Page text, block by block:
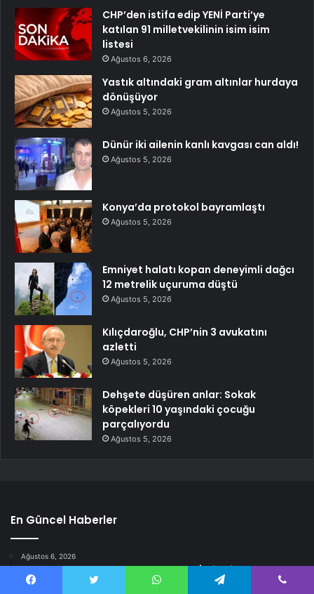
CHP’den istifa edip YENİ Parti’ye
katılan 91 milletvekilinin isim isim
listesi
Ağustos 6, 2026
Yastık altındaki gram altınlar hurdaya
dönüşüyor
Ağustos 5, 2026
Dünür iki ailenin kanlı kavgası can aldı!
Ağustos 5, 2026
Konya’da protokol bayramlaştı
Ağustos 5, 2026
Emniyet halatı kopan deneyimli dağcı
12 metrelik uçuruma düştü
Ağustos 5, 2026
Kılıçdaroğlu, CHP’nin 3 avukatını
azletti
Ağustos 5, 2026
Dehşete düşüren anlar: Sokak
köpekleri 10 yaşındaki çocuğu
parçalıyordu
Ağustos 5, 2026
En Güncel Haberler
Ağustos 6, 2026
Bolu Otel Yangını Davasında Karar İstinafa Taşındı